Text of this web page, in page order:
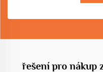
řešení pro nákup